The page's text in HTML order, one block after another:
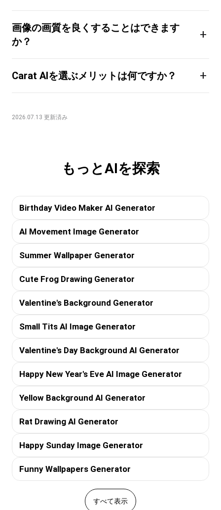
画像の画質を良くすることはできます
か？
+
Carat AIを選ぶメリットは何ですか？ +
2026.07.13 更新済み
もっとAIを探索
Birthday Video Maker AI Generator
AI Movement Image Generator
Summer Wallpaper Generator
Cute Frog Drawing Generator
Valentine's Background Generator
Small Tits AI Image Generator
Valentine's Day Background AI Generator
Happy New Year's Eve AI Image Generator
Yellow Background AI Generator
Rat Drawing AI Generator
Happy Sunday Image Generator
Funny Wallpapers Generator
すべて表示